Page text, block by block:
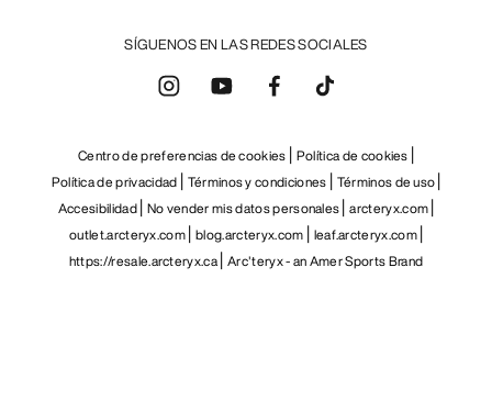
SÍGUENOS EN LAS REDES SOCIALES
Centro de preferencias de cookies Política de cookies
Política de privacidad Términos y condiciones Términos de uso
Accesibilidad No vender mis datos personales arcteryx.com
outlet.arcteryx.com blog.arcteryx.com leaf.arcteryx.com
https://resale.arcteryx.ca Arc'teryx - an Amer Sports Brand